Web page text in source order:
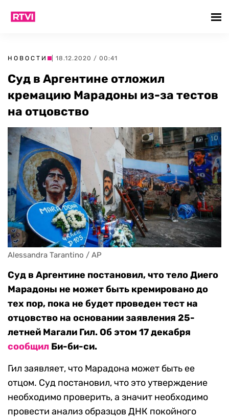
НОВОСТИ | 18.12.2020 / 00:41
Суд в Аргентине отложил
кремацию Марадоны из-за тестов
на отцовство
Alessandra Tarantino / AP
Суд в Аргентине постановил, что тело Диего
Марадоны не может быть кремировано до
тех пор, пока не будет проведен тест на
отцовство на основании заявления 25-
летней Магали Гил. Об этом 17 декабря
сообщил Би-би-си.
Гил заявляет, что Марадона может быть ее
отцом. Суд постановил, что это утверждение
необходимо проверить, а значит необходимо
провести анализ образцов ДНК покойного